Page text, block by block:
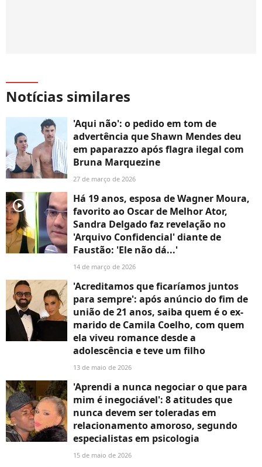
Notícias similares
'Aqui não': o pedido em tom de
advertência que Shawn Mendes deu
em paparazzo após flagra ilegal com
Bruna Marquezine
27 de março de 2026
player2
Há 19 anos, esposa de Wagner Moura,
favorito ao Oscar de Melhor Ator,
Sandra Delgado faz revelação no
'Arquivo Confidencial' diante de
Faustão: 'Ele não dá...'
14 de março de 2026
'Acreditamos que ficaríamos juntos
para sempre': após anúncio do fim de
união de 21 anos, saiba quem é o ex-
marido de Camila Coelho, com quem
ela viveu romance desde a
adolescência e teve um filho
13 de maio de 2026
'Aprendi a nunca negociar o que para
mim é inegociável': 8 atitudes que
nunca devem ser toleradas em
relacionamento amoroso, segundo
especialistas em psicologia
15 de maio de 2026